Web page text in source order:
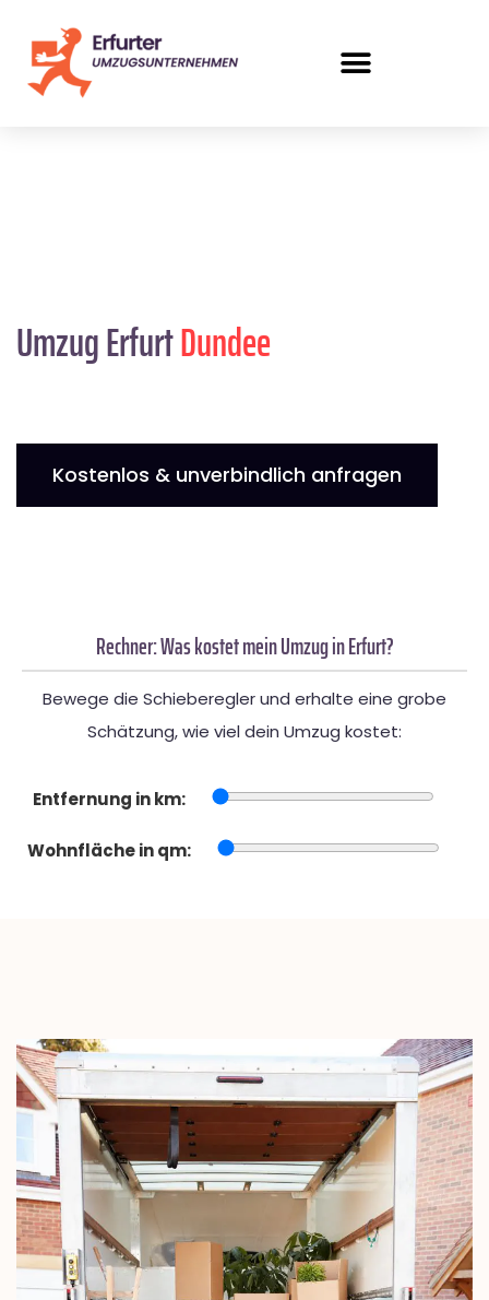
Umzug ErfurtDundee
Kostenlos & unverbindlich anfragen
Rechner: Was kostet mein Umzug in Erfurt?
Bewege die Schieberegler und erhalte eine grobe
Schätzung, wie viel dein Umzug kostet:
Entfernung in km:
Wohnfläche in qm: